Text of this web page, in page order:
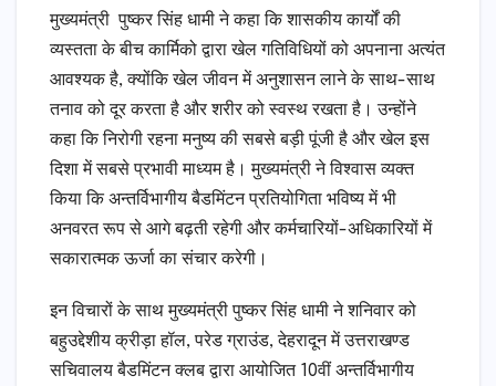
मुख्यमंत्री पुष्कर सिंह धामी ने कहा कि शासकीय कार्यों की
व्यस्तता के बीच कार्मिको द्वारा खेल गतिविधियों को अपनाना अत्यंत
आवश्यक है, क्योंकि खेल जीवन में अनुशासन लाने के साथ-साथ
तनाव को दूर करता है और शरीर को स्वस्थ रखता है। उन्होंने
कहा कि निरोगी रहना मनुष्य की सबसे बड़ी पूंजी है और खेल इस
दिशा में सबसे प्रभावी माध्यम है। मुख्यमंत्री ने विश्वास व्यक्त
किया कि अन्तर्विभागीय बैडमिंटन प्रतियोगिता भविष्य में भी
अनवरत रूप से आगे बढ़ती रहेगी और कर्मचारियों-अधिकारियों में
सकारात्मक ऊर्जा का संचार करेगी।
इन विचारों के साथ मुख्यमंत्री पुष्कर सिंह धामी ने शनिवार को
बहुउद्देशीय क्रीड़ा हॉल, परेड ग्राउंड, देहरादून में उत्तराखण्ड
सचिवालय बैडमिंटन क्लब द्वारा आयोजित 10वीं अन्तर्विभागीय